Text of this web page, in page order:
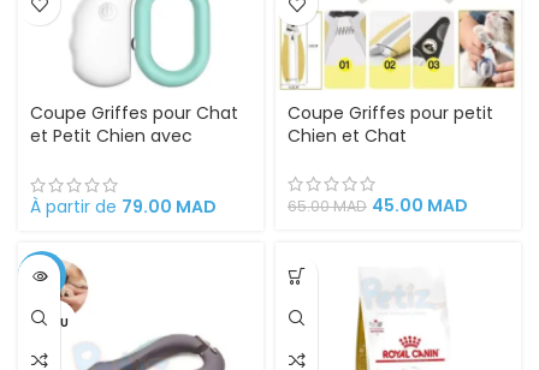
Coupe Griffes pour Chat
et Petit Chien avec
À partir de 79.00 MAD
Coupe Griffes pour petit
Chien et Chat
65.00MAD 45.00 MAD
-18%
VENDU